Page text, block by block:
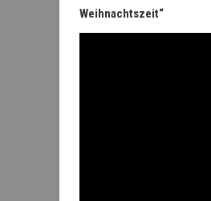
Weihnachtszeit“